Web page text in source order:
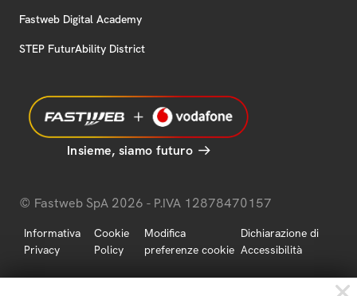
Fastweb Digital Academy
STEP FuturAbility District
Insieme, siamo futuro
© Fastweb SpA 2026 - P.IVA 12878470157
Informativa
Privacy
Cookie
Policy
Modifica
preferenze cookie
Dichiarazione di
Accessibilità